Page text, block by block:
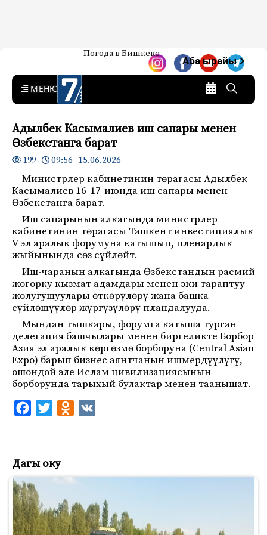
7-канал. Жаңылыктар —
Кыргызстан
Жаңылыктар — Кыргызстан
Погода в Бишкеке
Аба ырайы
MENU
Адылбек Касымалиев иш сапары менен
Өзбекстанга барат
199 09:56 15.06.2026
Министрлер кабинетинин төрагасы Адылбек
Касымалиев 16-17-июнда иш сапары менен
Өзбекстанга барат.
Иш сапарынын алкагында министрлер
кабинетинин төрагасы Ташкент инвестициялык
V эл аралык форумуна катышып, пленардык
жыйынында сөз сүйлөйт.
Иш-чаранын алкагында Өзбекстандын расмий
жогорку кызмат адамдары менен эки тараптуу
жолугушуулары өткөрүлөрү жана башка
сүйлөшүүлөр жүргүзүлөрү пландалууда.
Мындан тышкары, форумга катыша турган
делегация башчылары менен биргеликте Борбор
Азия эл аралык көргөзмө борборуна (Central Asian
Expo) барып бизнес аянтчанын ишмердүүлүгү,
ошондой эле Ислам цивилизациясынын
борборунда тарыхый булактар менен таанышат.
e
b
o
o
k
t
t
r
k
a
s
Дагы оку